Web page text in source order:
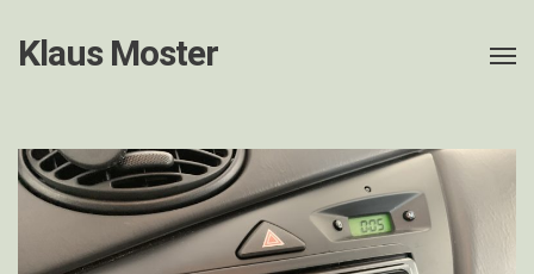
Klaus Moster